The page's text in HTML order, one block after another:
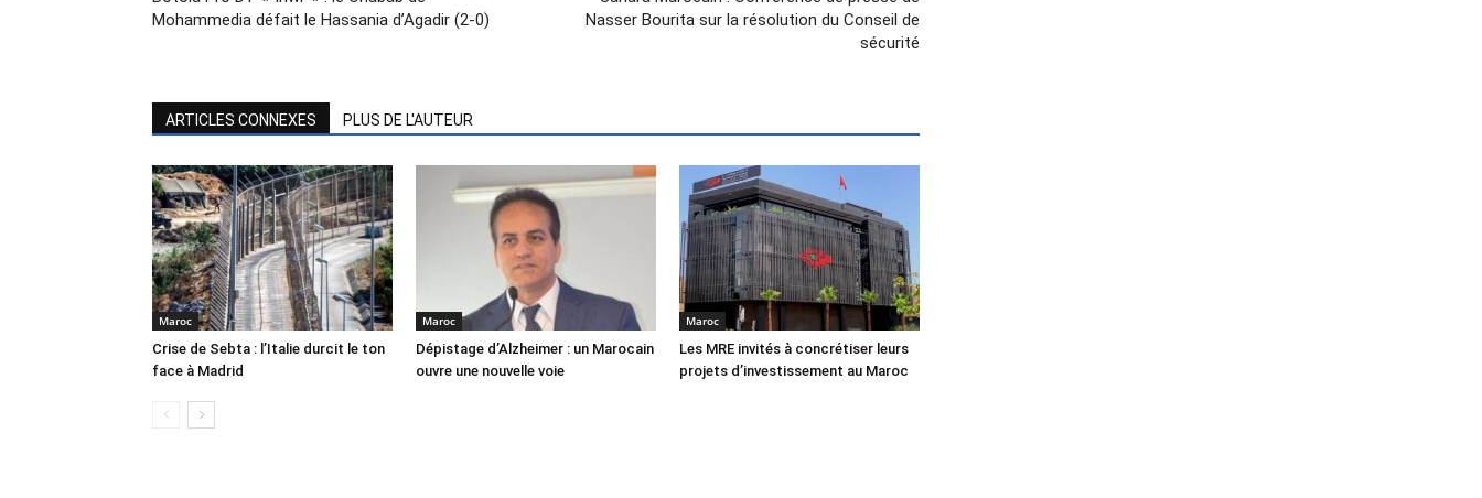
Mohammedia défait le Hassania d’Agadir (2-0)
Nasser Bourita sur la résolution du Conseil de
sécurité
ARTICLES CONNEXES PLUS DE L'AUTEUR
Maroc
Crise de Sebta : l’Italie durcit le ton
face à Madrid
Maroc
Dépistage d’Alzheimer : un Marocain
ouvre une nouvelle voie
Maroc
Les MRE invités à concrétiser leurs
projets d’investissement au Maroc